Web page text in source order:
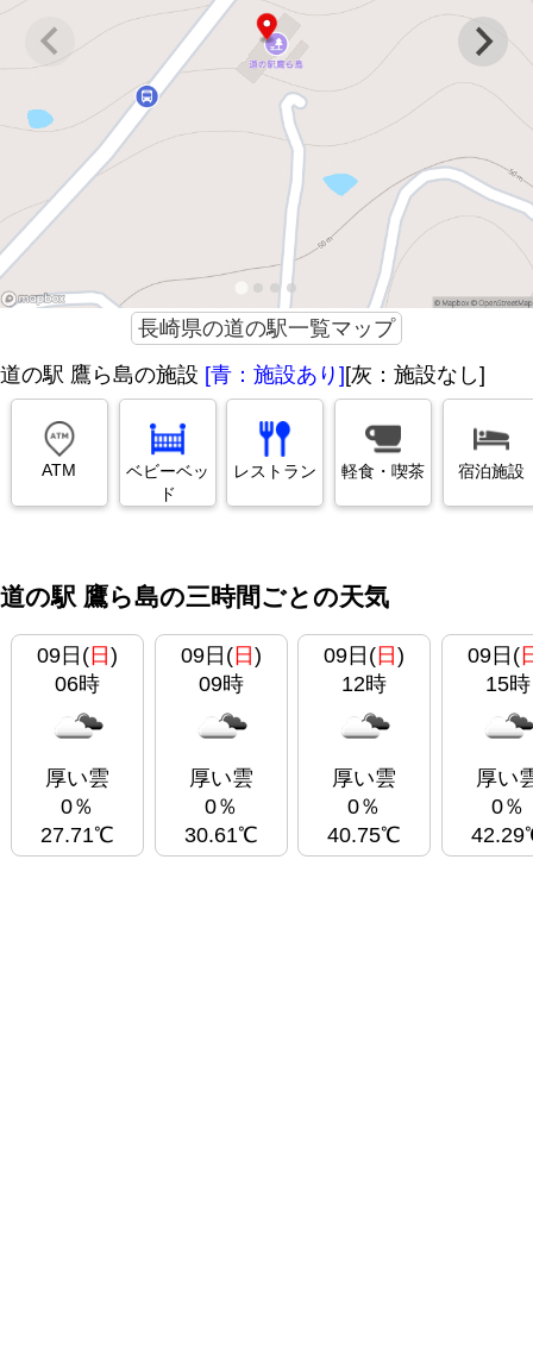
長崎県の道の駅一覧マップ
道の駅 鷹ら島の施設 [青：施設あり][灰：施設なし]
ATM
ベビーベッ
ド
レストラン 軽食・喫茶 宿泊施設
道の駅 鷹ら島の三時間ごとの天気
09日(日 )
06時
厚い雲
0％
27.71℃
09日(日 )
09時
厚い雲
0％
30.61℃
09日( 日)
12時
厚い雲
0％
40.75℃
09日(
15時
厚い
0％